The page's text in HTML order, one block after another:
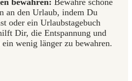
an den Urlaub, indem Du
oder ein Urlaubstagebuch
Dir, die Entspannung und
ein wenig länger zu bewahren.